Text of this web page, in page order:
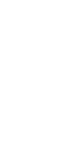
מרכזי ולוח מחוונים
לכדי יחידה אחת. מתחת
לשמש את
פועל היטב, כאשר
מדי סיבובים)
לא רצויים בבקרת
המרכזי אינה
דורש יותר מדי
מכיוון
יותר, אך ריפוד